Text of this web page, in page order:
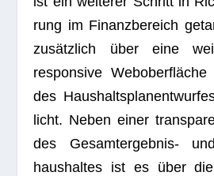
rung im Finanz­be­reich
zusätz­lich über eine
respon­sive
des
licht. Neben einer
des Gesamt­ergeb­nis-
haus­hal­tes ist es über